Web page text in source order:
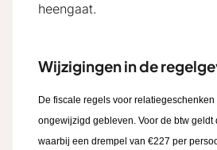
heengaat.
Wijzigingen in de
De fiscale regels voor
ongewijzigd gebleven. Voor de btw geldt
waarbij een drempel van €227 per